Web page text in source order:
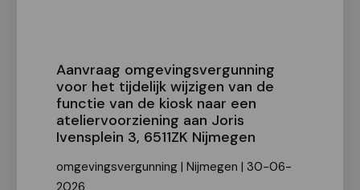
Aanvraag omgevingsvergunning
voor het tijdelijk wijzigen van de
functie van de kiosk naar een
ateliervoorziening aan Joris
Ivensplein 3, 6511ZK Nijmegen
omgevingsvergunning | Nijmegen | 30-06-
2026